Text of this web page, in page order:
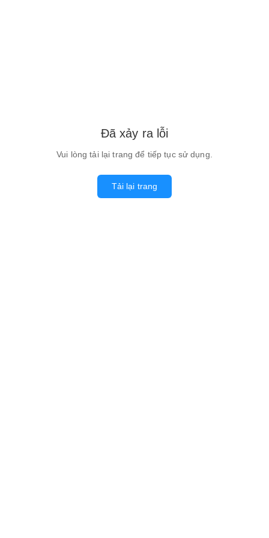
Đã xảy ra lỗi
Vui lòng tải lại trang để tiếp tục sử dụng.
Tải lại trang